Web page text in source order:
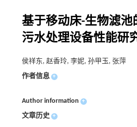
基于移动床-生物滤池
污水处理设备性能研
侯祥东, 赵香玲, 李妮, 孙甲玉, 张萍
作者信息 +
Author information +
文章历史 +